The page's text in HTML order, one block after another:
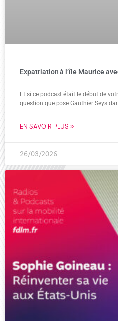
Expatriation à l’île Maurice
Et si ce podcast était le début de
question que pose Gauthier Seys
EN SAVOIR PLUS »
26/03/2026